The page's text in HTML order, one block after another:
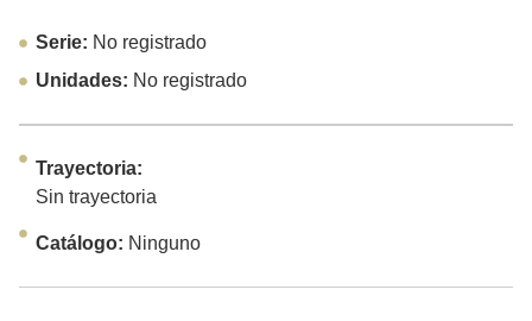
Serie: No registrado
Unidades: No registrado
Trayectoria:
Sin trayectoria
Catálogo: Ninguno